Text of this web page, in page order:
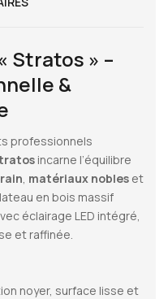
Stratos » –
&
professionnels
incarne l’équilibre
matériaux nobles et
en bois massif
éclairage LED intégré,
et raffinée.
noyer, surface lisse et